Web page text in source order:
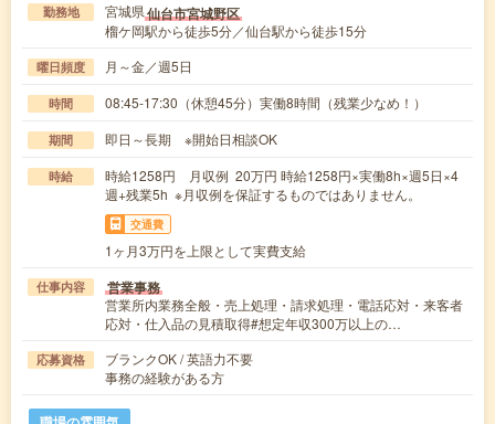
勤務地 宮城県仙台市宮城野区
榴ケ岡駅から徒歩5分／仙台駅から徒歩15分
曜日頻度 月～金／週5日
時間 08:45-17:30（休憩45分）実働8時間（残業少なめ！）
期間 即日～長期 ※開始日相談OK
時給
時給1258円 月収例 20万円 時給1258円×実働8h×週5日×4
週+残業5h ※月収例を保証するものではありません。
交通費
1ヶ月3万円を上限として実費支給
仕事内容 営業事務
営業所内業務全般・売上処理・請求処理・電話応対・来客者
応対・仕入品の見積取得#想定年収300万以上の…
応募資格
ブランクOK / 英語力不要
事務の経験がある方